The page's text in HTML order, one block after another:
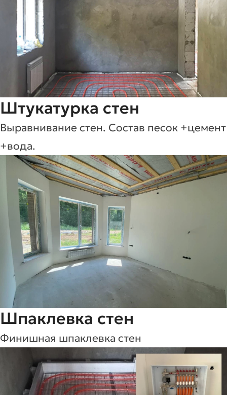
Штукатурка стен
Выравнивание стен. Состав песок +цемент
+вода.
Шпаклевка стен
Финишная шпаклевка стен